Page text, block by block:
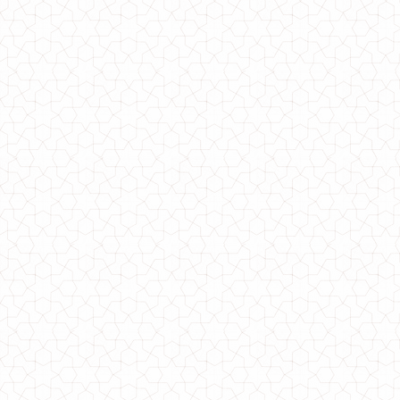
1600.00грн.
Женский деловой костюм с брюками и пиджаком